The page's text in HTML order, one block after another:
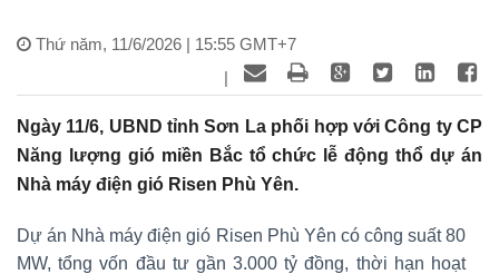
Thứ năm, 11/6/2026 | 15:55 GMT+7
|
Ngày 11/6, UBND tỉnh Sơn La phối hợp với Công ty CP
Năng lượng gió miền Bắc tổ chức lễ động thổ dự án
Nhà máy điện gió Risen Phù Yên.
Dự án Nhà máy điện gió Risen Phù Yên có công suất 80
MW, tổng vốn đầu tư gần 3.000 tỷ đồng, thời hạn hoạt